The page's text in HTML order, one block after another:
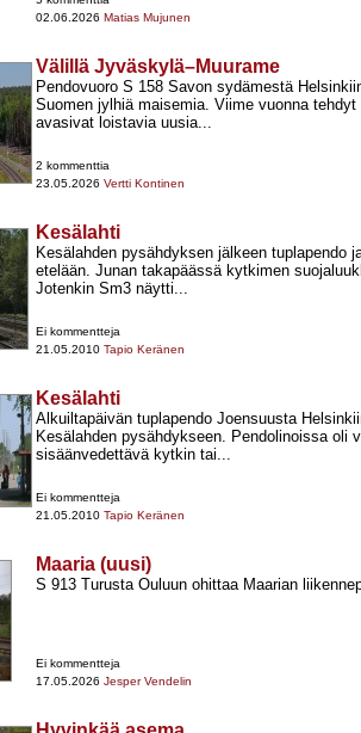
02.06.2026 Matias Mujunen
Välillä Jyväskylä–Muurame
Pendovuoro S 158 Savon sydämestä
Suomen jylhiä maisemia. Viime vuonna
avasivat loistavia uusia...
2 kommenttia
23.05.2026 Vertti Kontinen
Kesälahti
Kesälahden pysähdyksen jälkeen tuplapendo
etelään. Junan takapäässä kytkimen
Jotenkin Sm3 näytti...
Ei kommentteja
21.05.2010 Tapio Keränen
Kesälahti
Alkuiltapäivän tuplapendo Joensuusta
Kesälahden pysähdykseen. Pendolinoissa oli
sisäänvedettävä kytkin tai...
Ei kommentteja
21.05.2010 Tapio Keränen
Maaria (uusi)
S 913 Turusta Ouluun ohittaa Maarian
Ei kommentteja
17.05.2026 Jesper Vendelin